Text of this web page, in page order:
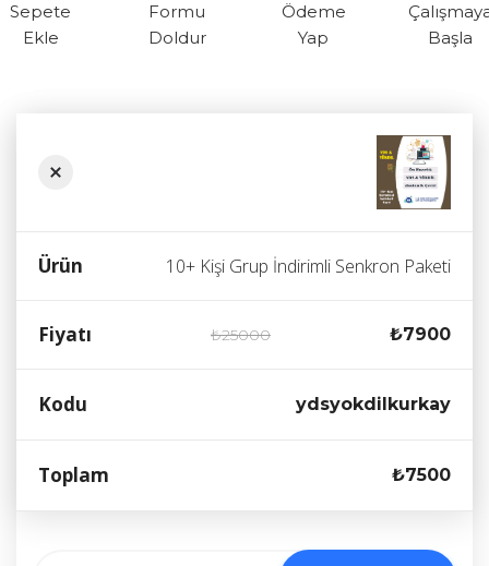
Sepete
Ekle
Formu
Doldur
Ödeme
Yap
Başla
10+ Kişi Grup İndirimli Senkron Paketi
₺25000 ₺7900
ydsyokdilkurkay
₺7500